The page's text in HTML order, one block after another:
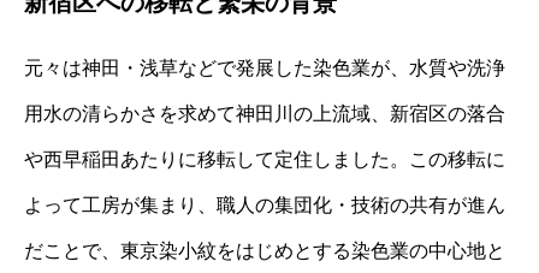
元々は神田・浅草などで発展した染色業が、水質や洗浄
用水の清らかさを求めて神田川の上流域、新宿区の落合
や西早稲田あたりに移転して定住しました。この移転に
よって工房が集まり、職人の集団化・技術の共有が進ん
だことで、東京染小紋をはじめとする染色業の中心地と